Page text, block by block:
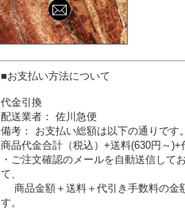
■お支払い方法について
代金引換
配送業者： 佐川急便
備考： お支払い総額は以下の通りです。
商品代金合計（税込）+送料(630円～)+
・ご注文確認のメールを自動送信して
て、
商品金額＋送料＋代引き手数料の金
す。